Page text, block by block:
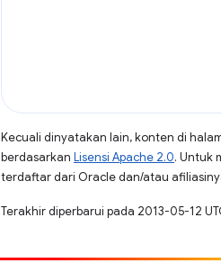
Kecuali dinyatakan lain, konten di
berdasarkan Lisensi Apache 2.0. Untuk
terdaftar dari Oracle dan/atau
Terakhir diperbarui pada 2013-05-12